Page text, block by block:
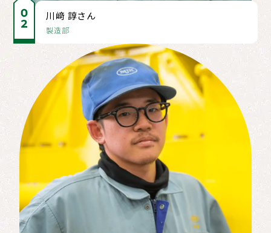
川﨑 諄さん
製造部